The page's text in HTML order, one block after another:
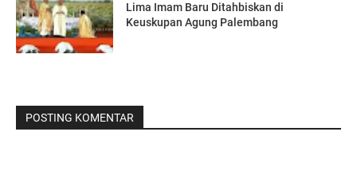
Lima Imam Baru Ditahbiskan di
Keuskupan Agung Palembang
POSTING KOMENTAR